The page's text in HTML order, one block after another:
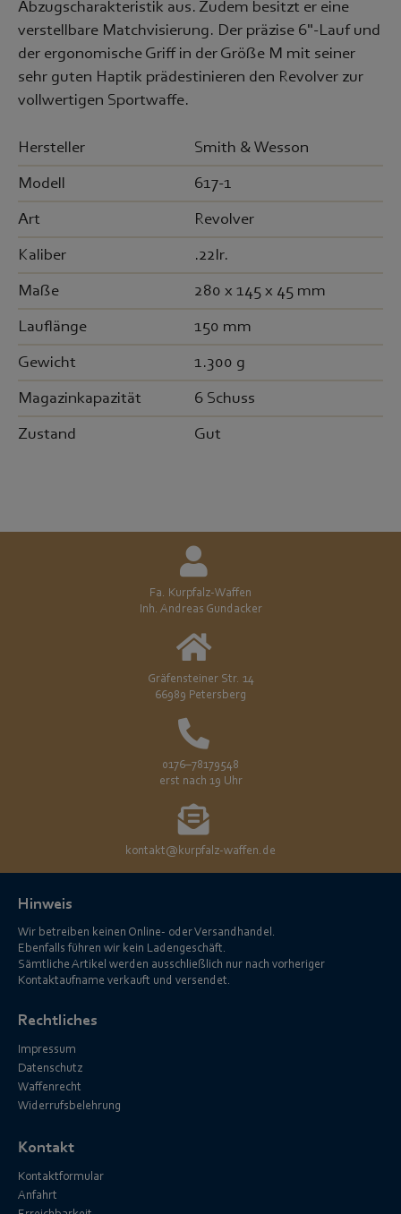
Abzugscharakteristik aus. Zudem besitzt er eine
verstellbare Matchvisierung. Der präzise 6"-Lauf und
der ergonomische Griff in der Größe M mit seiner
sehr guten Haptik prädestinieren den Revolver zur
vollwertigen Sportwaffe.
Hersteller Smith & Wesson
Modell 617-1
Art Revolver
Kaliber .22lr.
Maße 280 x 145 x 45 mm
Lauflänge 150 mm
Gewicht 1.300 g
Magazinkapazität 6 Schuss
Zustand Gut
Fa. Kurpfalz-Waffen
Inh. Andreas Gundacker
Gräfensteiner Str. 14
66989 Petersberg
0176–78179548
erst nach 19 Uhr
kontakt@kurpfalz-waffen.de
Hinweis
Wir betreiben keinen Online- oder Versandhandel.
Ebenfalls führen wir kein Ladengeschäft.
Sämtliche Artikel werden ausschließlich nur nach vorheriger
Kontaktaufname verkauft und versendet.
Rechtliches
Impressum
Datenschutz
Waffenrecht
Widerrufsbelehrung
Kontakt
Kontaktformular
Anfahrt